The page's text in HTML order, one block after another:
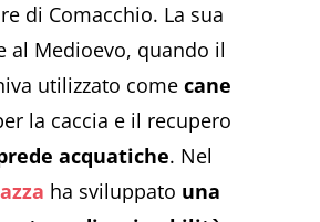
di Comacchio. La sua
al Medioevo, quando il
utilizzato comecane
la caccia e il recupero
acquatiche. Nel
ha sviluppato una